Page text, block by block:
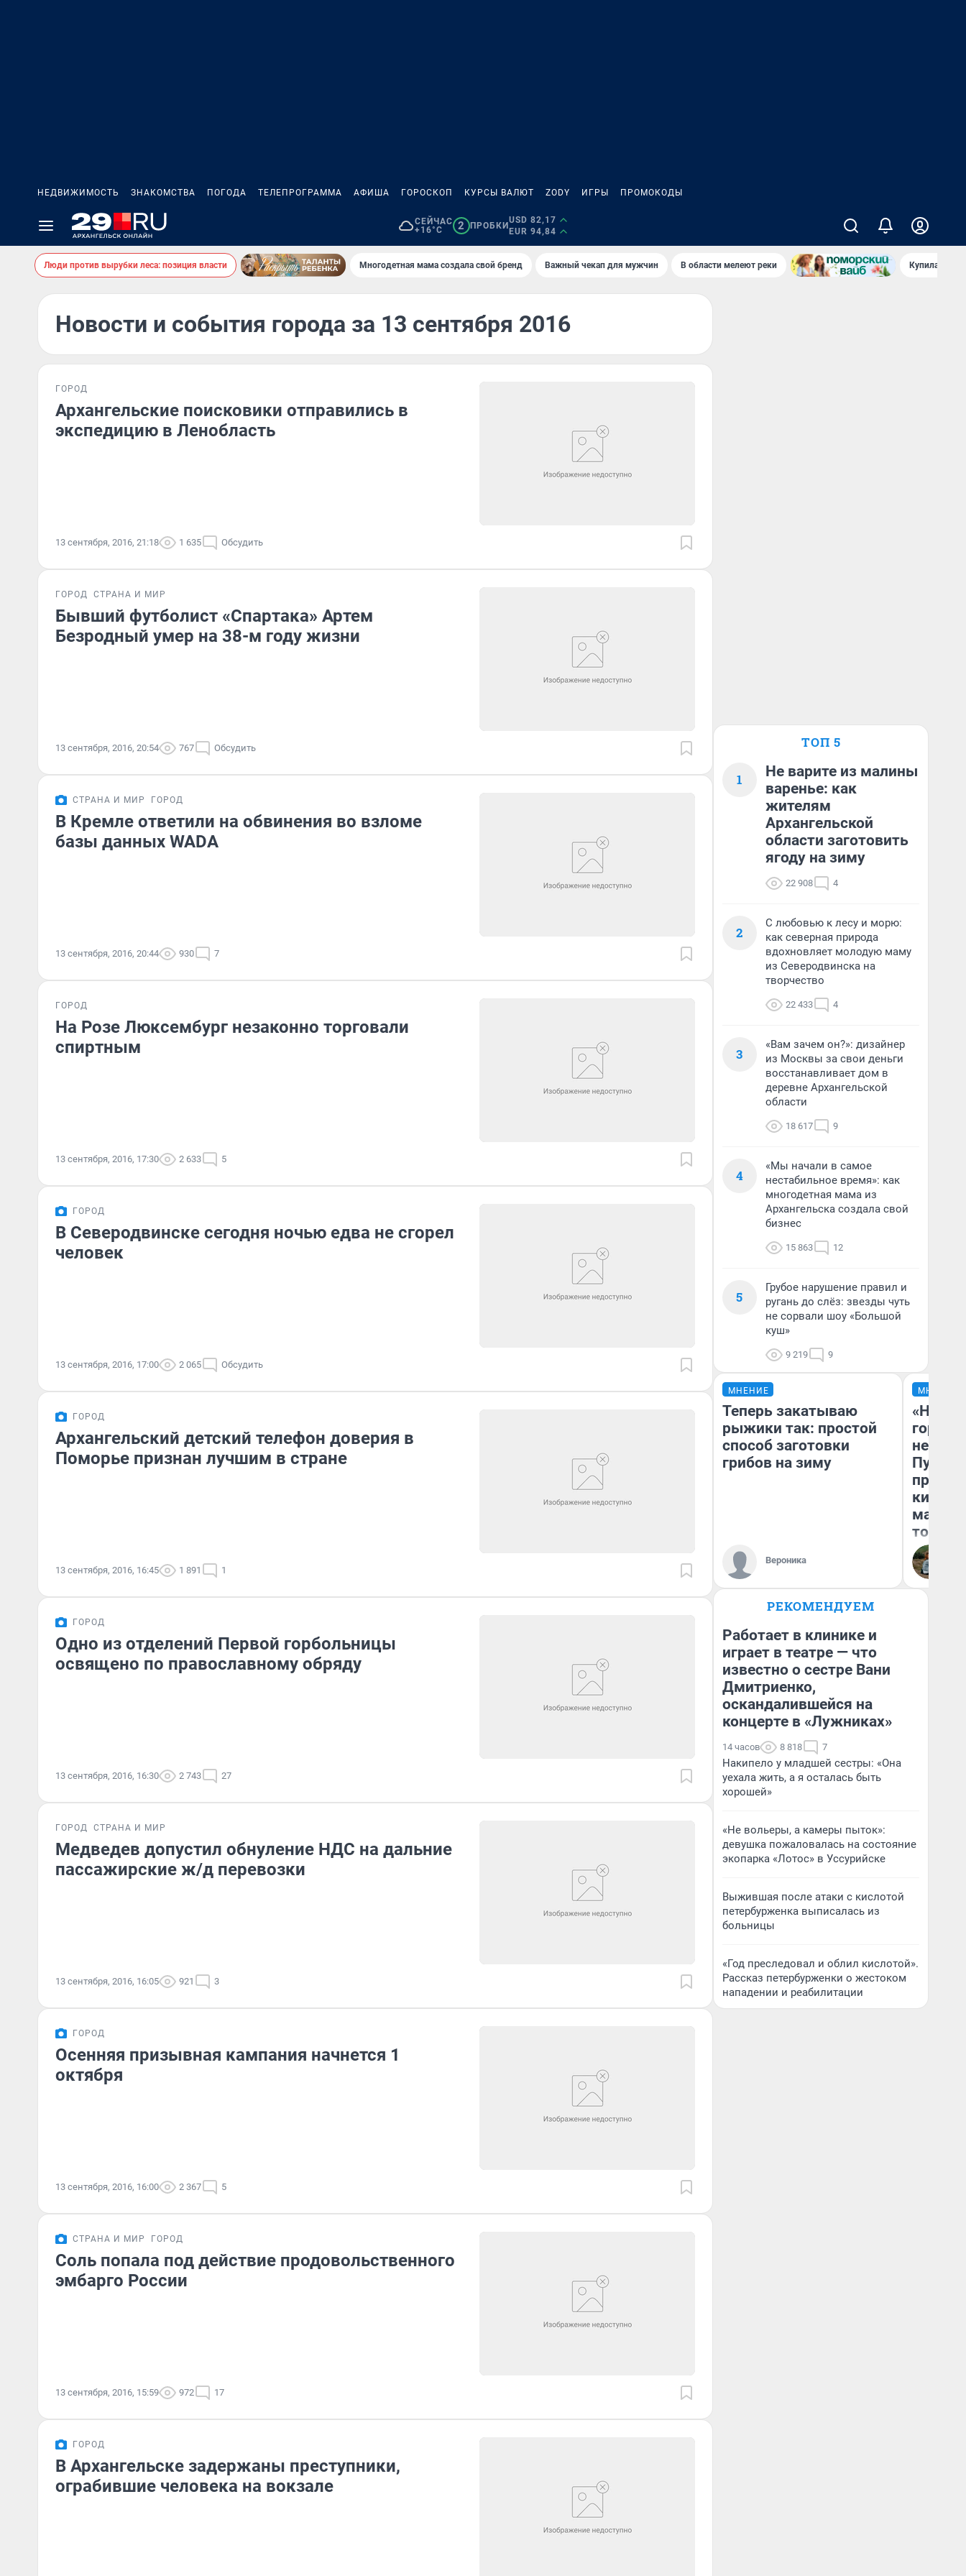
НЕДВИЖИМОСТЬ ЗНАКОМСТВА ПОГОДА ТЕЛЕПРОГРАММА АФИША ГОРОСКОП КУРСЫ ВАЛЮТ ZODY ИГРЫ ПРОМОКОДЫ
СЕЙЧАС
+16°C
2 ПРОБКИ
USD 82,17
EUR 94,84
Люди против вырубки леса: позиция власти Многодетная мама создала свой бренд Важный чекап для мужчин В области мелеют реки Купила
Новости и события города за 13 сентября 2016
ГОРОД
Архангельские поисковики отправились в
экспедицию в Ленобласть
13 сентября, 2016, 21:18 1 635 Обсудить
ГОРОД СТРАНА И МИР
Бывший футболист «Спартака» Артем
Безродный умер на 38-м году жизни
13 сентября, 2016, 20:54 767 Обсудить
СТРАНА И МИР ГОРОД
В Кремле ответили на обвинения во взломе
базы данных WADA
13 сентября, 2016, 20:44 930 7
ГОРОД
На Розе Люксембург незаконно торговали
спиртным
13 сентября, 2016, 17:30 2 633 5
ГОРОД
В Северодвинске сегодня ночью едва не сгорел
человек
13 сентября, 2016, 17:00 2 065 Обсудить
ГОРОД
Архангельский детский телефон доверия в
Поморье признан лучшим в стране
13 сентября, 2016, 16:45 1 891 1
ГОРОД
Одно из отделений Первой горбольницы
освящено по православному обряду
13 сентября, 2016, 16:30 2 743 27
ГОРОД СТРАНА И МИР
Медведев допустил обнуление НДС на дальние
пассажирские ж/д перевозки
13 сентября, 2016, 16:05 921 3
ГОРОД
Осенняя призывная кампания начнется 1
октября
13 сентября, 2016, 16:00 2 367 5
СТРАНА И МИР ГОРОД
Соль попала под действие продовольственного
эмбарго России
13 сентября, 2016, 15:59 972 17
ГОРОД
В Архангельске задержаны преступники,
ограбившие человека на вокзале
ТОП 5
1
Не варите из малины
варенье: как
жителям
Архангельской
области заготовить
ягоду на зиму
22 908 4
2
С любовью к лесу и морю:
как северная природа
вдохновляет молодую маму
из Северодвинска на
творчество
22 433 4
3
«Вам зачем он?»: дизайнер
из Москвы за свои деньги
восстанавливает дом в
деревне Архангельской
области
18 617 9
4
«Мы начали в самое
нестабильное время»: как
многодетная мама из
Архангельска создала свой
бизнес
15 863 12
5
Грубое нарушение правил и
ругань до слёз: звезды чуть
не сорвали шоу «Большой
куш»
9 219 9
МНЕНИЕ
Теперь закатываю
рыжики так: простой
способ заготовки
грибов на зиму
Вероника
МНЕНИЕ
«Нет
того
РЕКОМЕНДУЕМ
Работает в клинике и
играет в театре — что
известно о сестре Вани
Дмитриенко,
оскандалившейся на
концерте в «Лужниках»
14 часов 8 818 7
Накипело у младшей сестры: «Она
уехала жить, а я осталась быть
хорошей»
«Не вольеры, а камеры пыток»:
девушка пожаловалась на состояние
экопарка «Лотос» в Уссурийске
Выжившая после атаки с кислотой
петербурженка выписалась из
больницы
«Год преследовал и облил кислотой».
Рассказ петербурженки о жестоком
нападении и реабилитации